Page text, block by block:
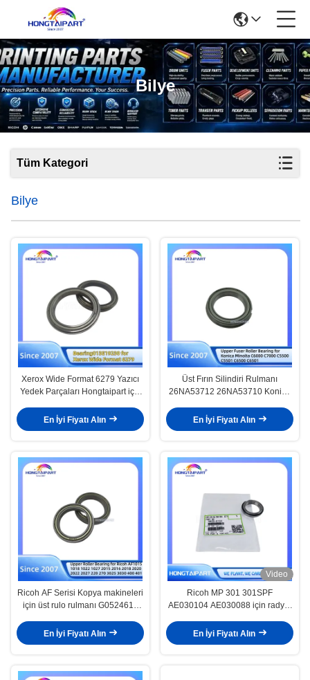
Bilye
Tüm Kategori
Bilye
Xerox Wide Format 6279 Yazıcı
Yedek Parçaları Hongtaipart için
En İyi Fiyatı Alın
Üst Fırın Silindiri Rulmanı
26NA53712 26NA53710 Konica
C5501 C6500 C6501 için
En İyi Fiyatı Alın
Ricoh AF Serisi Kopya makineleri
için üst rulo rulmanı G0524618
En İyi Fiyatı Alın
Video
Ricoh MP 301 301SPF
AE030104 AE030088 için radyal
En İyi Fiyatı Alın